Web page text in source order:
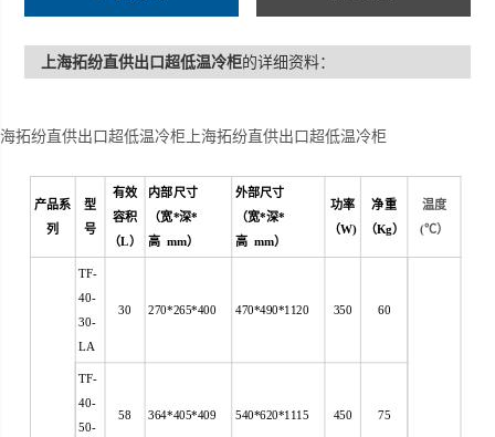
上海拓纷直供出口超低温冷柜的详细资料：
拓纷直供出口超低温冷柜上海拓纷直供出口超低温冷柜
产品系
列
型
号
有效
容积
（L）
内部尺寸
（宽*深*
高 mm）
外部尺寸
（宽*深*
高 mm）
功率
（W)
净重
（Kg）
温度
(℃）
TF-
40-
30-
LA
30 270*265*400 470*490*1120 350 60
TF-
40-
50-
58 364*405*409 540*620*1115 450 75